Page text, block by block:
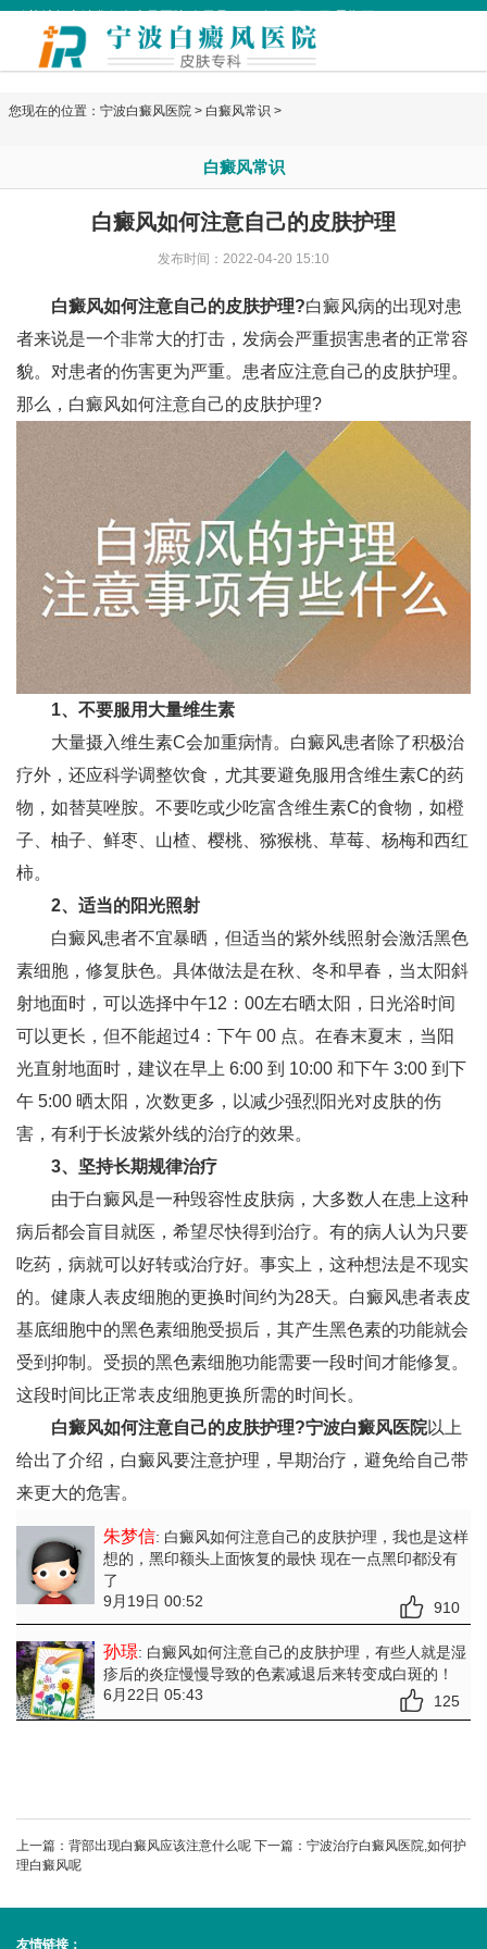
您现在的位置： 宁波白癜风医院 > 白癜风常识 >
白癜风常识
白癜风如何注意自己的皮肤护理
发布时间：2022-04-20 15:10
白癜风如何注意自己的皮肤护理?白癜风病的出现对患
者来说是一个非常大的打击，发病会严重损害患者的正常容
貌。对患者的伤害更为严重。患者应注意自己的皮肤护理。
那么，白癜风如何注意自己的皮肤护理?
1、不要服用大量维生素
大量摄入维生素C会加重病情。白癜风患者除了积极治
疗外，还应科学调整饮食，尤其要避免服用含维生素C的药
物，如替莫唑胺。不要吃或少吃富含维生素C的食物，如橙
子、柚子、鲜枣、山楂、樱桃、猕猴桃、草莓、杨梅和西红
柿。
2、适当的阳光照射
白癜风患者不宜暴晒，但适当的紫外线照射会激活黑色
素细胞，修复肤色。具体做法是在秋、冬和早春，当太阳斜
射地面时，可以选择中午12：00左右晒太阳，日光浴时间
可以更长，但不能超过4：下午 00 点。在春末夏末，当阳
光直射地面时，建议在早上 6:00 到 10:00 和下午 3:00 到下
午 5:00 晒太阳，次数更多，以减少强烈阳光对皮肤的伤
害，有利于长波紫外线的治疗的效果。
3、坚持长期规律治疗
由于白癜风是一种毁容性皮肤病，大多数人在患上这种
病后都会盲目就医，希望尽快得到治疗。有的病人认为只要
吃药，病就可以好转或治疗好。事实上，这种想法是不现实
的。健康人表皮细胞的更换时间约为28天。白癜风患者表皮
基底细胞中的黑色素细胞受损后，其产生黑色素的功能就会
受到抑制。受损的黑色素细胞功能需要一段时间才能修复。
这段时间比正常表皮细胞更换所需的时间长。
白癜风如何注意自己的皮肤护理?宁波白癜风医院以上
给出了介绍，白癜风要注意护理，早期治疗，避免给自己带
来更大的危害。
朱梦信: 白癜风如何注意自己的皮肤护理 ，我也是这样
想的，黑印额头上面恢复的最快 现在一点黑印都没有
了
9月19日 00:52
910
孙璟: 白癜风如何注意自己的皮肤护理 ，有些人就是湿
疹后的炎症慢慢导致的色素减退后来转变成白斑的！
6月22日 05:43
125
上一篇： 背部出现白癜风应该注意什么呢 下一篇： 宁波治疗白癜风医院,如何护
理白癜风呢
友情链接：